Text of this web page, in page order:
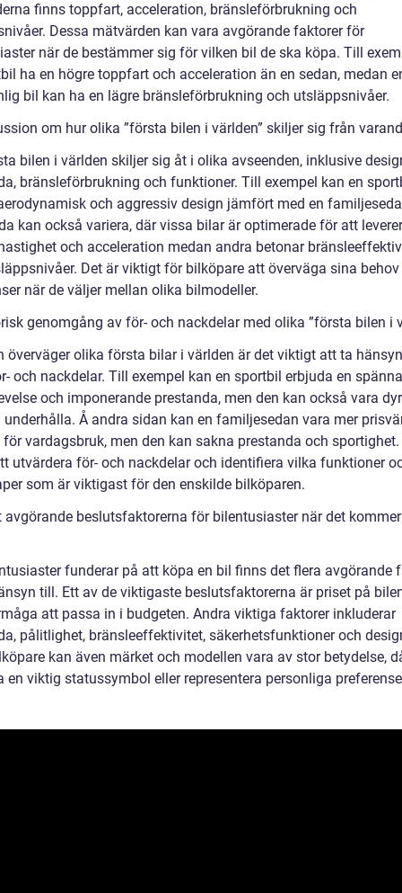
finns toppfart, acceleration, bränsleförbrukning och
Dessa mätvärden kan vara avgörande faktorer för
när de bestämmer sig för vilken bil de ska köpa. Till
ha en högre toppfart och acceleration än en sedan, medan
bil kan ha en lägre bränsleförbrukning och utsläppsnivåer.
om hur olika ”första bilen i världen” skiljer sig från
bilen i världen skiljer sig åt i olika avseenden, inklusive
bränsleförbrukning och funktioner. Till exempel kan en
och aggressiv design jämfört med en
kan också variera, där vissa bilar är optimerade för att
och acceleration medan andra betonar
Det är viktigt för bilköpare att överväga sina
när de väljer mellan olika bilmodeller.
genomgång av för- och nackdelar med olika ”första bilen i
överväger olika första bilar i världen är det viktigt att ta
och nackdelar. Till exempel kan en sportbil erbjuda en
och imponerande prestanda, men den kan också vara
underhålla. Å andra sidan kan en familjesedan vara mer
vardagsbruk, men den kan sakna prestanda och sportighet.
utvärdera för- och nackdelar och identifiera vilka funktioner
som är viktigast för den enskilde bilköparen.
avgörande beslutsfaktorerna för bilentusiaster när det
funderar på att köpa en bil finns det flera avgörande
till. Ett av de viktigaste beslutsfaktorerna är priset på
att passa in i budgeten. Andra viktiga faktorer inkluderar
pålitlighet, bränsleeffektivitet, säkerhetsfunktioner och
kan även märket och modellen vara av stor betydelse,
en viktig statussymbol eller representera personliga